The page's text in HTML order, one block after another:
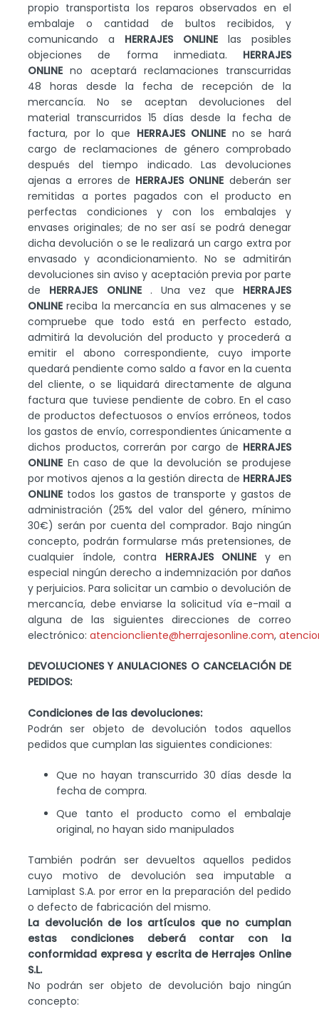
propio transportista los reparos observados en el
embalaje o cantidad de bultos recibidos, y
comunicando a HERRAJES ONLINE las posibles
objeciones de forma inmediata. HERRAJES
ONLINE no aceptará reclamaciones transcurridas
48 horas desde la fecha de recepción de la
mercancía. No se aceptan devoluciones del
material transcurridos 15 días desde la fecha de
factura, por lo que HERRAJES ONLINE no se hará
cargo de reclamaciones de género comprobado
después del tiempo indicado. Las devoluciones
ajenas a errores de HERRAJES ONLINE deberán ser
remitidas a portes pagados con el producto en
perfectas condiciones y con los embalajes y
envases originales; de no ser así se podrá denegar
dicha devolución o se le realizará un cargo extra por
envasado y acondicionamiento. No se admitirán
devoluciones sin aviso y aceptación previa por parte
de HERRAJES ONLINE. Una vez que HERRAJES
ONLINE reciba la mercancía en sus almacenes y se
compruebe que todo está en perfecto estado,
admitirá la devolución del producto y procederá a
emitir el abono correspondiente, cuyo importe
quedará pendiente como saldo a favor en la cuenta
del cliente, o se liquidará directamente de alguna
factura que tuviese pendiente de cobro. En el caso
de productos defectuosos o envíos erróneos, todos
los gastos de envío, correspondientes únicamente a
dichos productos, correrán por cargo de HERRAJES
ONLINE En caso de que la devolución se produjese
por motivos ajenos a la gestión directa de HERRAJES
ONLINE todos los gastos de transporte y gastos de
administración (25% del valor del género, mínimo
30€) serán por cuenta del comprador. Bajo ningún
concepto, podrán formularse más pretensiones, de
cualquier índole, contra HERRAJES ONLINE y en
especial ningún derecho a indemnización por daños
y perjuicios. Para solicitar un cambio o devolución de
mercancía, debe enviarse la solicitud vía e-mail a
alguna de las siguientes direcciones de correo
electrónico: atencioncliente@herrajesonline.com,
DEVOLUCIONES Y ANULACIONES O CANCELACIÓN DE
PEDIDOS:
Condiciones de las devoluciones:
Podrán ser objeto de devolución todos aquellos
pedidos que cumplan las siguientes condiciones:
Que no hayan transcurrido 30 días desde la
fecha de compra.
Que tanto el producto como el embalaje
original, no hayan sido manipulados
También podrán ser devueltos aquellos pedidos
cuyo motivo de devolución sea imputable a
Lamiplast S.A. por error en la preparación del pedido
o defecto de fabricación del mismo.
La devolución de los artículos que no cumplan
estas condiciones deberá contar con la
conformidad expresa y escrita de Herrajes Online
S.L.
No podrán ser objeto de devolución bajo ningún
concepto: